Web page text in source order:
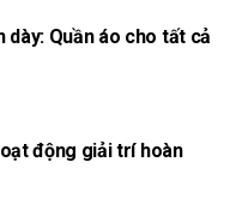
dày: Quần áo cho tất cả
động giải trí hoàn